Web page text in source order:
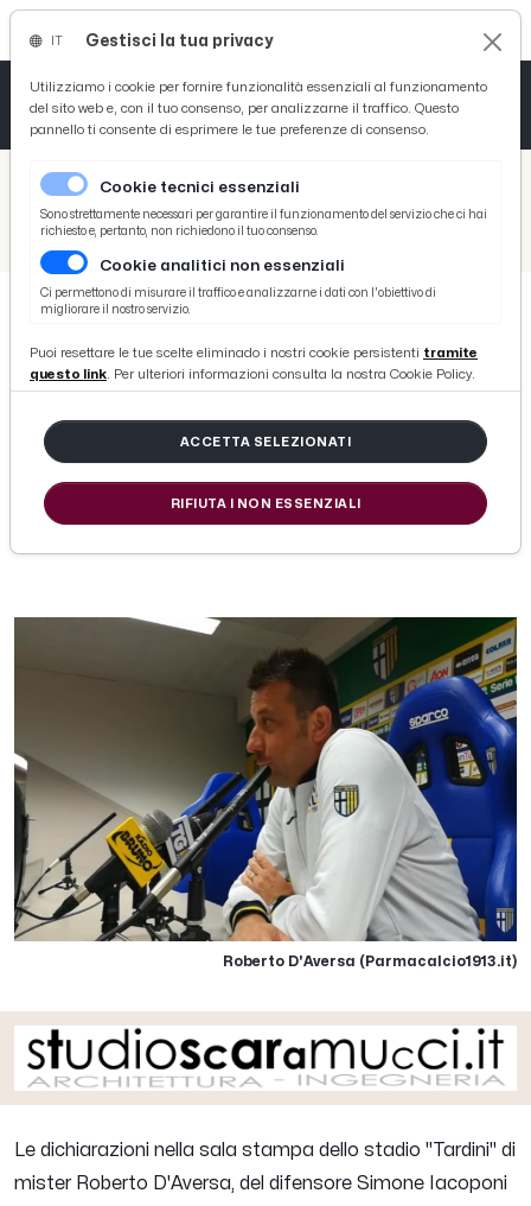
/ Picenotime
/ Serie B
Parma-Brescia 0-1: le voci di D'Aversa, Di Gaudio e Iacoponi post gara
Parma-Brescia 0-1: le voci di
D'Aversa, Di Gaudio e Iacoponi post
gara
di Redazione Picenotime
Roberto D'Aversa (Parmacalcio1913.it)
Le dichiarazioni nella sala stampa dello stadio "Tardini" di
mister Roberto D'Aversa, del difensore Simone Iacoponi
Gestisci la tua privacy
Utilizziamo i cookie per fornire funzionalità essenziali al funzionamento
del sito web e, con il tuo consenso, per analizzarne il traffico. Questo
pannello ti consente di esprimere le tue preferenze di consenso.
Cookie tecnici essenziali
Sono strettamente necessari per garantire il funzionamento del servizio che ci hai
richiesto e, pertanto, non richiedono il tuo consenso.
Cookie analitici non essenziali
Ci permettono di misurare il traffico e analizzarne i dati con l'obiettivo di
migliorare il nostro servizio.
Puoi resettare le tue scelte eliminado i nostri cookie persistenti tramite
questo link. Per ulteriori informazioni consulta la nostra Cookie Policy.
ACCETTA SELEZIONATI
RIFIUTA I NON ESSENZIALI
Tutto News
Tutto Sport
Basket
Ciclismo
Tutto Curiosità